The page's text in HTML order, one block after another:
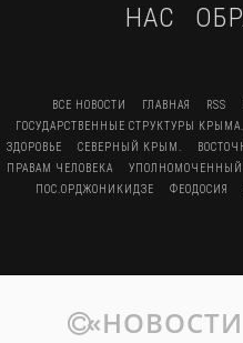
НАС
ВСЕ НОВОСТИ ГЛАВНАЯ RSS
ГОСУДАРСТВЕННЫЕ СТРУКТУРЫ КРЫМА.
ЗДОРОВЬЕ
СЕВЕРНЫЙ КРЫМ.
ПРАВАМ ЧЕЛОВЕКА
УПОЛНОМОЧЕННЫЙ
ПОС.ОРДЖОНИКИДЗЕ
ФЕОДОСИЯ